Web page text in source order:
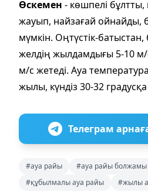
Өскемен - көшпелі
жауып, найзағай ойнайды,
мүмкін. Оңтүстік-
желдің жылдамдығы 5-10 м/
м/с жетеді. Ауа
жылы, күндіз 30-32
Телеграм
#ауа райы
#ауа райы болжамы
#құбылмалы ауа райы
#жылы